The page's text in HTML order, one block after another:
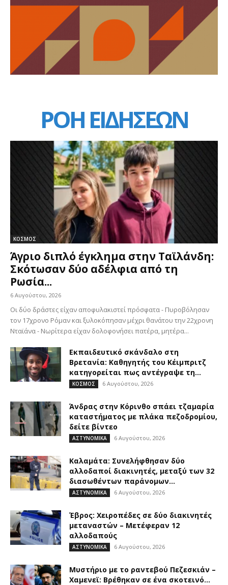
ΡΟΗ ΕΙΔΗΣΕΩΝ
ΚΟΣΜΟΣ
Άγριο διπλό έγκλημα στην Ταϊλάνδη:
Σκότωσαν δύο αδέλφια από τη
Ρωσία...
6 Αυγούστου, 2026
Οι δύο δράστες είχαν αποφυλακιστεί πρόσφατα - Πυροβόλησαν
τον 17χρονο Ρόμαν και ξυλοκόπησαν μέχρι θανάτου την 22χρονη
Νταϊάνα - Νωρίτερα είχαν δολοφονήσει πατέρα, μητέρα...
Εκπαιδευτικό σκάνδαλο στη
Βρετανία: Καθηγητής του Κέιμπριτζ
κατηγορείται πως αντέγραψε τη...
ΚΟΣΜΟΣ 6 Αυγούστου, 2026
Άνδρας στην Κόρινθο σπάει τζαμαρία
καταστήματος με πλάκα πεζοδρομίου,
δείτε βίντεο
ΑΣΤΥΝΟΜΙΚΑ 6 Αυγούστου, 2026
Καλαμάτα: Συνελήφθησαν δύο
αλλοδαποί διακινητές, μεταξύ των 32
διασωθέντων παράνομων...
ΑΣΤΥΝΟΜΙΚΑ 6 Αυγούστου, 2026
Έβρος: Χειροπέδες σε δύο διακινητές
μεταναστών – Μετέφεραν 12
αλλοδαπούς
ΑΣΤΥΝΟΜΙΚΑ 6 Αυγούστου, 2026
Μυστήριο με το ραντεβού Πεζεσκιάν –
Χαμενεϊ: Βρέθηκαν σε ένα σκοτεινό...